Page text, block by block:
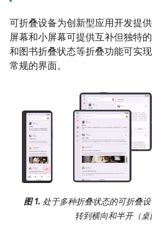
可折叠设备为创新型应用开发提
屏幕和小屏幕可提供互补但独特
和图书折叠状态等折叠功能可实
常规的界面。
图 1. 处于多种折叠状态的可折叠
转到横向和半开（桌